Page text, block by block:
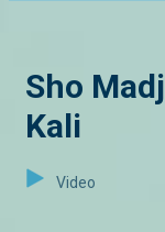
Sho
Kali
Video